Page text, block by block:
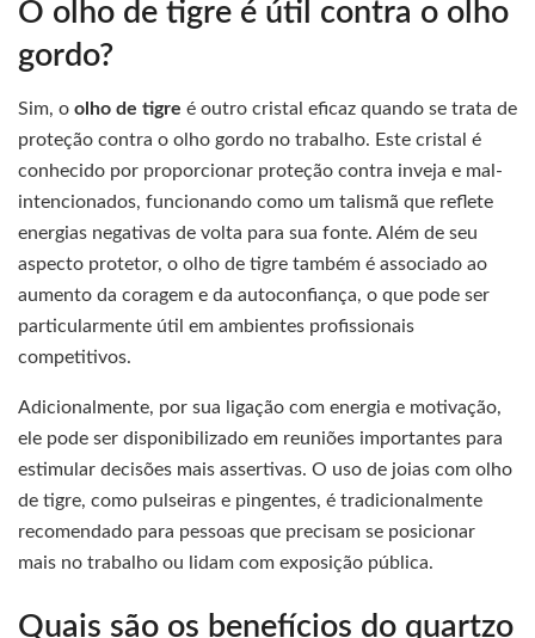
O olho de tigre é útil contra o olho
gordo?
Sim, o olho de tigre é outro cristal eficaz quando se trata de
proteção contra o olho gordo no trabalho. Este cristal é
conhecido por proporcionar proteção contra inveja e mal-
intencionados, funcionando como um talismã que reflete
energias negativas de volta para sua fonte. Além de seu
aspecto protetor, o olho de tigre também é associado ao
aumento da coragem e da autoconfiança, o que pode ser
particularmente útil em ambientes profissionais
competitivos.
Adicionalmente, por sua ligação com energia e motivação,
ele pode ser disponibilizado em reuniões importantes para
estimular decisões mais assertivas. O uso de joias com olho
de tigre, como pulseiras e pingentes, é tradicionalmente
recomendado para pessoas que precisam se posicionar
mais no trabalho ou lidam com exposição pública.
Quais são os benefícios do quartzo